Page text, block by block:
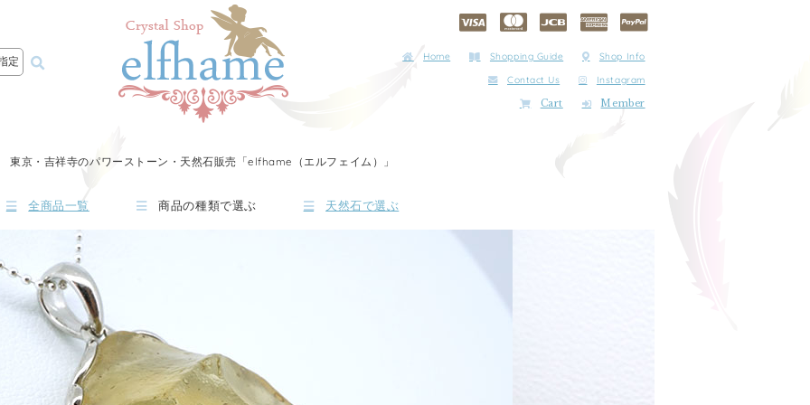
定 Home Shopping Guide
Shop Info
Contact Us
Instagram
Cart
Member
東京・吉祥寺のパワーストーン・天然石販売「elfhame（エルフェイム）」
全商品一覧 商品の種類で選ぶ 天然石で選ぶ